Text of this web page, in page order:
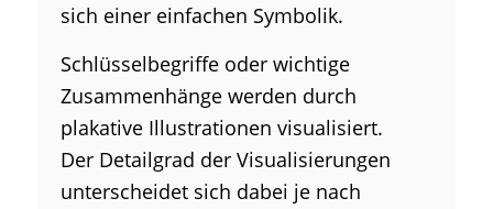
sich einer einfachen Symbolik.
Schlüsselbegriffe oder wichtige
Zusammenhänge werden durch
plakative Illustrationen visualisiert.
Der Detailgrad der Visualisierungen
unterscheidet sich dabei je nach